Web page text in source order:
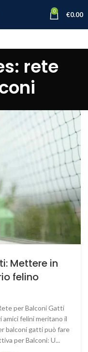
0 €0.00
rete
Mettere in
felino
per Balconi Gatti
felini meritano il
balconi gatti può fare
per Balconi: U...